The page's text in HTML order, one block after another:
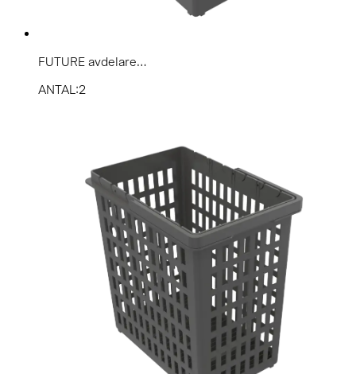
FUTURE avdelare...
ANTAL:2